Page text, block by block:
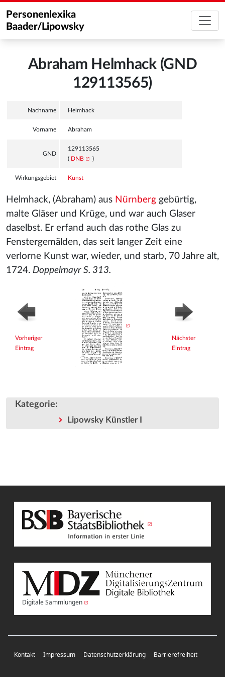
Personenlexika
Baader/Lipowsky
Abraham Helmhack (GND
129113565)
Nachname Helmhack
Vorname Abraham
GND
129113565
( DNB )
Wirkungsgebiet Kunst
Helmhack, (Abraham) aus Nürnberg gebürtig,
malte Gläser und Krüge, und war auch Glaser
daselbst. Er erfand auch das rothe Glas zu
Fenstergemälden, das seit langer Zeit eine
verlorne Kunst war, wieder, und starb, 70 Jahre alt,
1724. Doppelmayr S. 313.
Vorheriger
Eintrag
Nächster
Eintrag
Kategorie:
Lipowsky Künstler I
Digitale Sammlungen
Kontakt Impressum Datenschutzerklärung Barrierefreiheit